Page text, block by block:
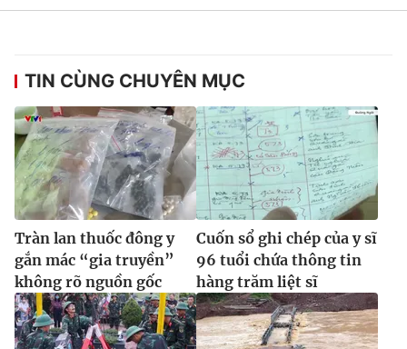
TIN CÙNG CHUYÊN MỤC
Tràn lan thuốc đông y
gắn mác “gia truyền”
không rõ nguồn gốc
Cuốn sổ ghi chép của y sĩ
96 tuổi chứa thông tin
hàng trăm liệt sĩ